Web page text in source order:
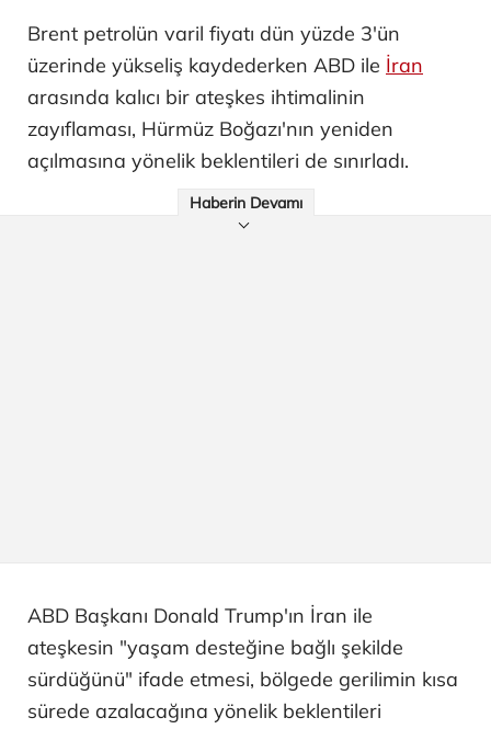
Brent petrolün varil fiyatı dün yüzde 3'ün
üzerinde yükseliş kaydederken ABD ile İran
arasında kalıcı bir ateşkes ihtimalinin
zayıflaması, Hürmüz Boğazı'nın yeniden
açılmasına yönelik beklentileri de sınırladı.
Haberin Devamı
ABD Başkanı Donald Trump'ın İran ile
ateşkesin "yaşam desteğine bağlı şekilde
sürdüğünü" ifade etmesi, bölgede gerilimin kısa
sürede azalacağına yönelik beklentileri